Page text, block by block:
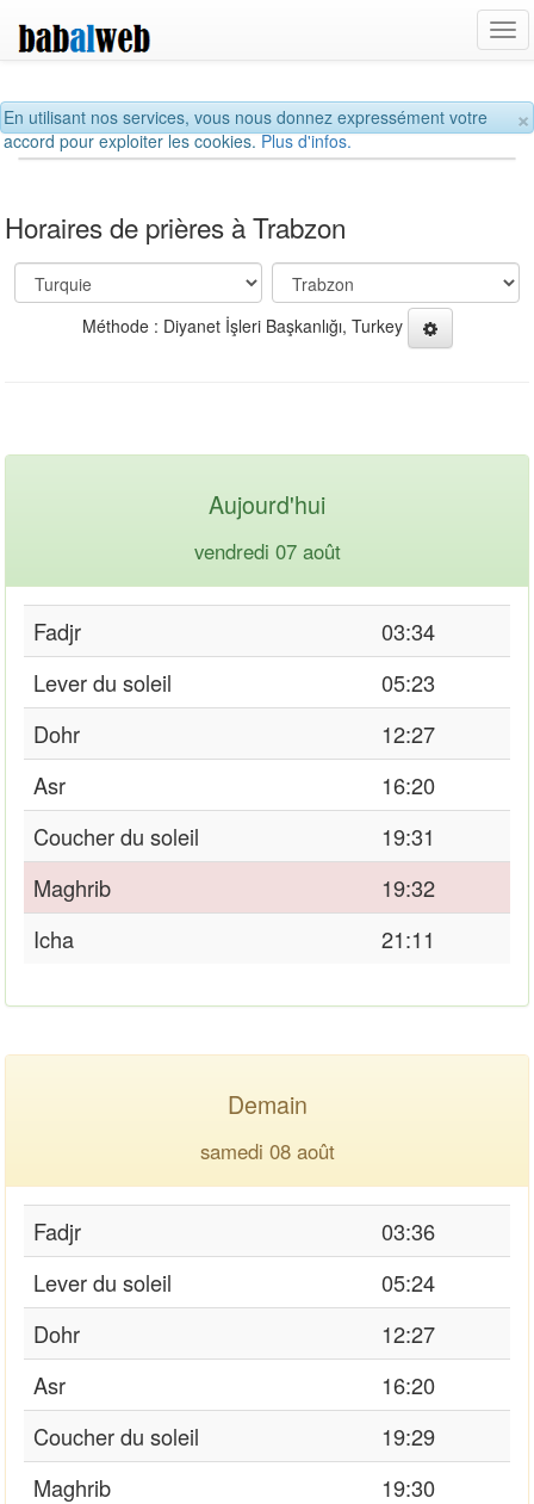
×
En utilisant nos services, vous nous donnez expressément votre
accord pour exploiter les cookies.Plus d'infos.
Horaires de prières à Trabzon
Méthode : Diyanet İşleri Başkanlığı, Turkey
Aujourd'hui
vendredi 07 août
Fadjr
03:34
Lever du soleil
05:23
Dohr
12:27
Asr
16:20
Coucher du soleil
19:31
Maghrib
19:32
Icha
21:11
Demain
samedi 08 août
Fadjr
03:36
Lever du soleil
05:24
Dohr
12:27
Asr
16:20
Coucher du soleil
19:29
Maghrib
19:30